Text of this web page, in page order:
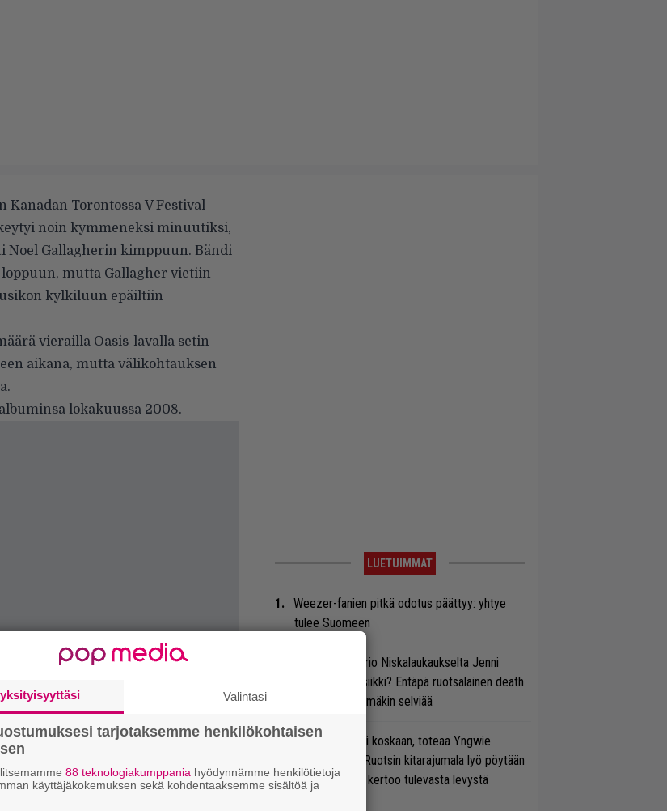
Torontossa V Festival -
noin kymmeneksi minuutiksi,
Noel Gallagherin kimppuun. Bändi
mutta Gallagher vietiin
kylkiluun epäiltiin
vierailla Oasis-lavalla setin
aikana, mutta välikohtauksen
lokakuussa 2008.
LUETUIMMAT
Weezer-fanien pitkä odotus päättyy: yhtye
tulee Suomeen
Miten taipuu Trio Niskalaukaukselta Jenni
Vartiaisen musiikki? Entäpä ruotsalainen death
metal? Pian tämäkin selviää
Se on nyt tai ei koskaan, toteaa Yngwie
Malmsteen – Ruotsin kitarajumala lyö pöytään
uuden biisin ja kertoo tulevasta levystä
Valintasi
tarjotaksemme henkilökohtaisen
88 teknologiakumppania hyödynnämme henkilötietoja
käyttäjäkokemuksen sekä kohdentaaksemme sisältöä ja